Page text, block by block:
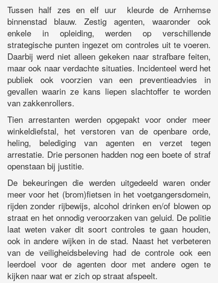
Tussen half zes en elf uur kleurde de Arnhemse
binnenstad blauw. Zestig agenten, waaronder ook
enkele in opleiding, werden op verschillende
strategische punten ingezet om controles uit te voeren.
Daarbij werd niet alleen gekeken naar strafbare feiten,
maar ook naar verdachte situaties. Incidenteel werd het
publiek ook voorzien van een preventieadvies in
gevallen waarin ze kans liepen slachtoffer te worden
van zakkenrollers.
Tien arrestanten werden opgepakt voor onder meer
winkeldiefstal, het verstoren van de openbare orde,
heling, belediging van agenten en verzet tegen
arrestatie. Drie personen hadden nog een boete of straf
openstaan bij justitie.
De bekeuringen die werden uitgedeeld waren onder
meer voor het (brom)fietsen in het voetgangersdomein,
rijden zonder rijbewijs, alcohol drinken en/of blowen op
straat en het onnodig veroorzaken van geluid. De politie
laat weten vaker dit soort controles te gaan houden,
ook in andere wijken in de stad. Naast het verbeteren
van de veiligheidsbeleving had de controle ook een
leerdoel voor de agenten door met andere ogen te
kijken naar wat er zich op straat afspeelt.